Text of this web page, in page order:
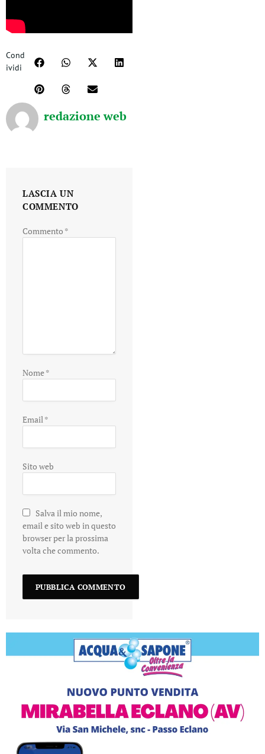
Cond
ividi
redazione web
LASCIA UN
COMMENTO
Commento *
Nome*
Email*
Sito web
Salva il mio nome,
email e sito web in questo
browser per la prossima
volta che commento.